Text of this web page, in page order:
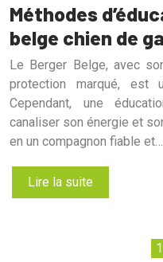
Méthodes
belge chien de
Le Berger Belge, avec
protection marqué, est
Cependant, une
canaliser son énergie et
en un compagnon fiable et…
Lire la suite
1